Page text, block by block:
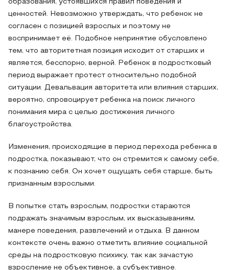
образования, устоявшихся правил поведения и
ценностей. Невозможно утверждать, что ребенок не
согласен с позицией взрослых и поэтому не
воспринимает её. Подобное непринятие обусловлено
тем, что авторитетная позиция исходит от старших и
является, бесспорно, верной. Ребенок в подростковый
период выражает протест относительно подобной
ситуации. Девальвация авторитета или влияния старших,
вероятно, спровоцирует ребенка на поиск личного
понимания мира с целью достижения личного
благоустройства.
Изменения, происходящие в период перехода ребенка в
подростка, показывают, что он стремится к самому себе,
к познанию себя. Он хочет ощущать себя старше, быть
признанным взрослыми.
В попытке стать взрослым, подростки стараются
подражать значимым взрослым, их высказываниям,
манере поведения, развлечений и отдыха. В данном
контексте очень важно отметить влияние социальной
среды на подростковую психику, так как зачастую
взросление не объективное, а субъективное.